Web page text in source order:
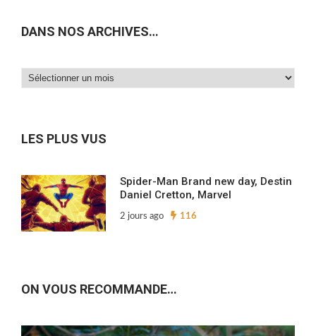
DANS NOS ARCHIVES…
Dans
LES PLUS VUS
Spider-Man Brand new day, Destin
Daniel Cretton, Marvel
2 jours ago 116
ON VOUS RECOMMANDE…